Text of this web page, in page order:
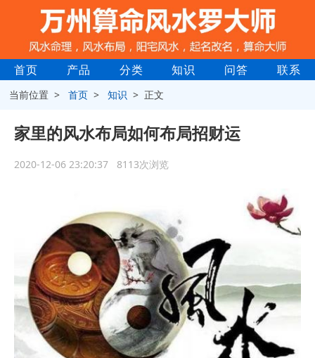
首页 产品 分类 知识 问答 联系
当前位置 >首页 >知识 > 正文
家里的风水布局如何布局招财运
2020-12-06 23:20:37 8113次浏览